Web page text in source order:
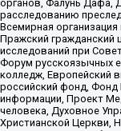
органов, Фалунь Дафа,
расследованию
Всемирная
Пражский гражданский
исследований при
Форум русскоязычных
колледж, Европейский
российский фонд, Фонд
информации, Проект
человека, Духовное
Христианской Церкви,